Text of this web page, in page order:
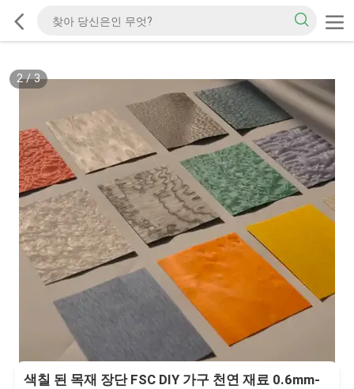
2/3
색칠 된 목재 장단 FSC DIY 가구 천연 재료 0.6mm-